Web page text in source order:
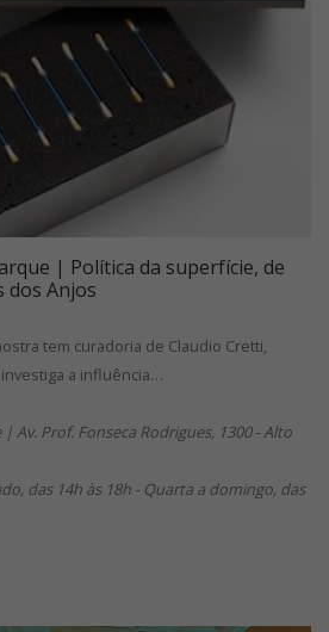
| Política da superfície, de
dos Anjos
tem curadoria de Claudio Cretti,
a influência…
Av. Prof. Fonseca Rodrigues, 1300 - Alto
das 14h às 18h - Quarta a domingo, das